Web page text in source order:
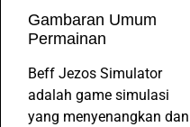
Gambaran Umum
Permainan
Beff Jezos Simulator
adalah game simulasi
yang menyenangkan dan